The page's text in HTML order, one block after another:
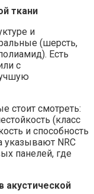
ткани
и
(шерсть,
Есть
с
стоит смотреть:
(класс
и способность
указывают NRC
панелей, где
акустической